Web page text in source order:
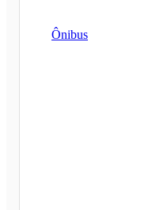
Ônibus